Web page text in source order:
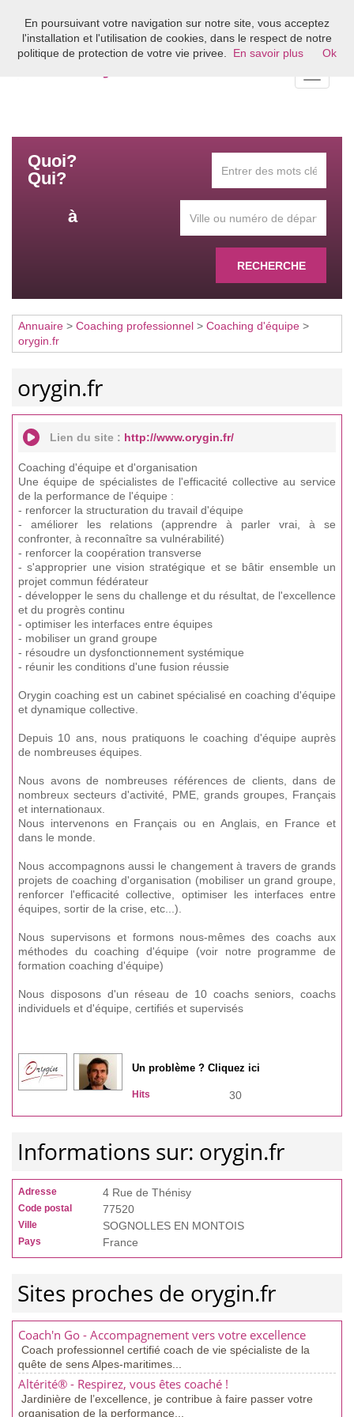
Bienvenue sur l'annuaire du coaching en France
Quoi?
Qui?
à
RECHERCHE
Annuaire > Coaching professionnel > Coaching d'équipe >
orygin.fr
orygin.fr
Lien du site : http://www.orygin.fr/
Coaching d'équipe et d'organisation
Une équipe de spécialistes de l'efficacité collective au service
de la performance de l'équipe :
- renforcer la structuration du travail d'équipe
- améliorer les relations (apprendre à parler vrai, à se
confronter, à reconnaître sa vulnérabilité)
- renforcer la coopération transverse
- s'approprier une vision stratégique et se bâtir ensemble un
projet commun fédérateur
- développer le sens du challenge et du résultat, de l'excellence
et du progrès continu
- optimiser les interfaces entre équipes
- mobiliser un grand groupe
- résoudre un dysfonctionnement systémique
- réunir les conditions d'une fusion réussie
Orygin coaching est un cabinet spécialisé en coaching d'équipe
et dynamique collective.
Depuis 10 ans, nous pratiquons le coaching d'équipe auprès
de nombreuses équipes.
Nous avons de nombreuses références de clients, dans de
nombreux secteurs d'activité, PME, grands groupes, Français
et internationaux.
Nous intervenons en Français ou en Anglais, en France et
dans le monde.
Nous accompagnons aussi le changement à travers de grands
projets de coaching d'organisation (mobiliser un grand groupe,
renforcer l'efficacité collective, optimiser les interfaces entre
équipes, sortir de la crise, etc...).
Nous supervisons et formons nous-mêmes des coachs aux
méthodes du coaching d'équipe (voir notre programme de
formation coaching d'équipe)
Nous disposons d'un réseau de 10 coachs seniors, coachs
individuels et d'équipe, certifiés et supervisés
Un problème ? Cliquez ici
Hits 30
Informations sur: orygin.fr
Adresse 4 Rue de Thénisy
Code postal 77520
Ville SOGNOLLES EN MONTOIS
Pays France
Sites proches de orygin.fr
Coach'n Go - Accompagnement vers votre excellence
Coach professionnel certifié coach de vie spécialiste de la
quête de sens Alpes-maritimes...
Altérité® - Respirez, vous êtes coaché !
Jardinière de l’excellence, je contribue à faire passer votre
organisation de la performance...
En poursuivant votre navigation sur notre site, vous acceptez
l'installation et l'utilisation de cookies, dans le respect de notre
politique de protection de votre vie privee.
En savoir plus Ok